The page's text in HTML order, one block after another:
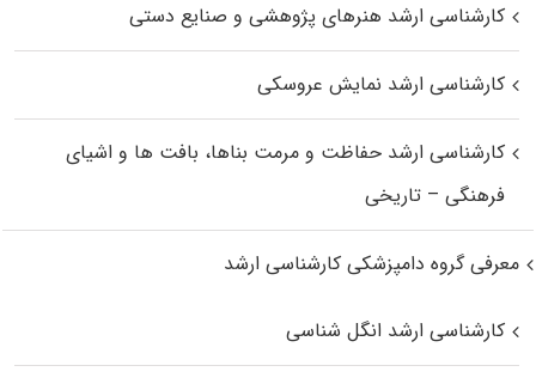
کارشناسی ارشد هنرهای پژوهشی و صنایع دستی
کارشناسی ارشد نمایش عروسکی
کارشناسی ارشد حفاظت و مرمت بناها، بافت‌ ها و اشیای
فرهنگی – تاریخی
معرفی گروه دامپزشکی کارشناسی ارشد
کارشناسی ارشد انگل شناسی